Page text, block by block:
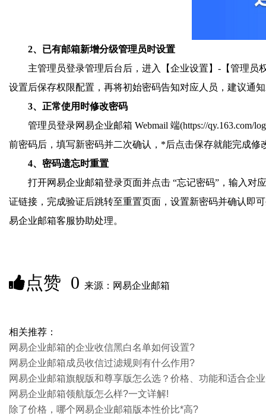
2、已有邮箱新增分级管理员时设置
主管理员登录管理后台后，进入【企业设置】-【管理
设置后保存权限配置，再将初始密码告知对应人员，建议通
3、正常使用时修改密码
管理员登录网易企业邮箱 Webmail 端(https://
前密码后，填写新密码并二次确认，*后点击保存就能完成修
4、密码遗忘时重置
打开网易企业邮箱登录页面并点击 “忘记密码”，输入对
证链接，完成验证后跳转至重置页面，设置新密码并确认即
易企业邮箱客服协助处理。
点赞 0 来源：网易企业邮箱
相关推荐：
网易企业邮箱的企业收信黑白名单如何设置?
网易企业邮箱成员收信过滤规则有什么作用?
网易企业邮箱旗舰版和尊享版怎么选？价格、功能和适合企
网易企业邮箱领航版怎么样?一文详解!
除了价格，哪个网易企业邮箱版本性价比*高?